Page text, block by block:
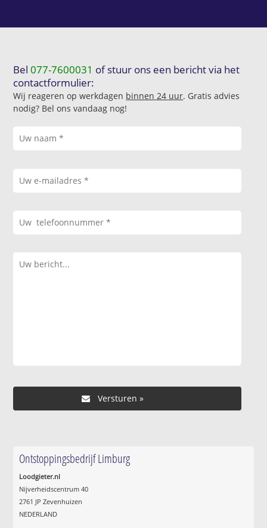
Bel077-7600031 of stuur ons een bericht via het
contactformulier:
Wij reageren op werkdagen binnen 24 uur. Gratis advies
nodig? Bel ons vandaag nog!
Ontstoppingsbedrijf Limburg
Loodgieter.nl
Nijverheidscentrum 40
2761 JP Zevenhuizen
NEDERLAND